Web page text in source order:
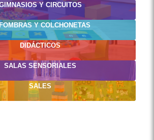
Y CIRCUITOS
Y COLCHONETAS
DIDÁCTICOS
SALAS SENSORIALES
SALES